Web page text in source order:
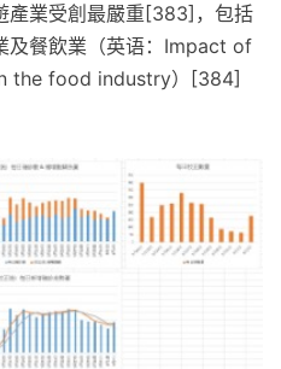
產業受創最嚴重[383]，包括
及餐飲業（英语：Impact of
the food industry）[384]